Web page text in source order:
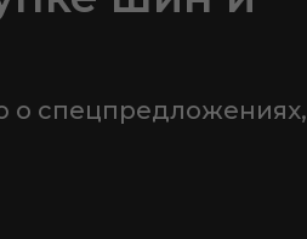
спецпредложениях,